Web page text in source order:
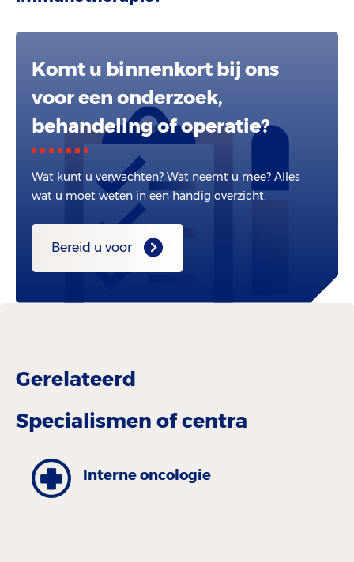
Komt u binnenkort bij ons
voor een onderzoek,
behandeling of operatie?
Wat kunt u verwachten? Wat neemt u mee? Alles
wat u moet weten in een handig overzicht.
Bereid u voor
Gerelateerd
Specialismen of centra
Interne oncologie